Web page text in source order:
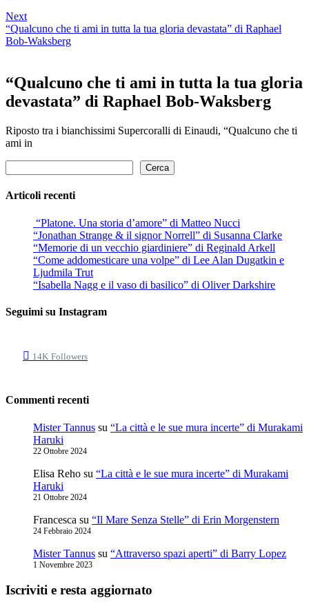
Next
“Qualcuno che ti ami in tutta la tua gloria devastata” di Raphael
Bob-Waksberg
“Qualcuno che ti ami in tutta la tua gloria
devastata” di Raphael Bob-Waksberg
Riposto tra i bianchissimi Supercoralli di Einaudi, “Qualcuno che ti
ami in
Cerca
Articoli recenti
“Platone. Una storia d’amore” di Matteo Nucci
“Jonathan Strange & il signor Norrell” di Susanna Clarke
“Memorie di un vecchio giardiniere” di Reginald Arkell
“Come addomesticare una volpe” di Lee Alan Dugatkin e
Ljudmila Trut
“Isabella Nagg e il vaso di basilico” di Oliver Darkshire
Seguimi su Instagram
14K Followers
Commenti recenti
Mister Tannus su “La città e le sue mura incerte” di Murakami
Haruki
22 Ottobre 2024
Elisa Reho su “La città e le sue mura incerte” di Murakami
Haruki
21 Ottobre 2024
Francesca su “Il Mare Senza Stelle” di Erin Morgenstern
24 Febbraio 2024
Mister Tannus su “Attraverso spazi aperti” di Barry Lopez
1 Novembre 2023
Iscriviti e resta aggiornato